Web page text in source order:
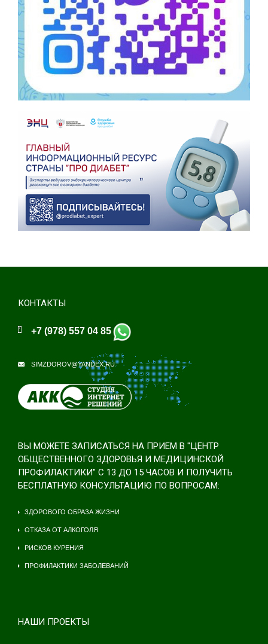
КОНТАКТЫ
+7 (978) 557 04 85
SIMZDOROV@YANDEX.RU
ВЫ МОЖЕТЕ ЗАПИСАТЬСЯ НА ПРИЕМ В "ЦЕНТР
ОБЩЕСТВЕННОГО ЗДОРОВЬЯ И МЕДИЦИНСКОЙ
ПРОФИЛАКТИКИ" С 13 ДО 15 ЧАСОВ И ПОЛУЧИТЬ
БЕСПЛАТНУЮ КОНСУЛЬТАЦИЮ ПО ВОПРОСАМ:
ЗДОРОВОГО ОБРАЗА ЖИЗНИ
ОТКАЗА ОТ АЛКОГОЛЯ
РИСКОВ КУРЕНИЯ
ПРОФИЛАКТИКИ ЗАБОЛЕВАНИЙ
НАШИ ПРОЕКТЫ